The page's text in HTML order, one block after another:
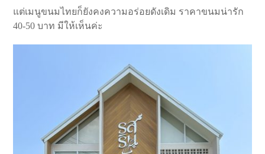
แต่เมนูขนมไทยก็ยังคงความอร่อยดังเดิม ราคาขนมน่ารัก
40-50 บาท มีให้เห็นค่ะ